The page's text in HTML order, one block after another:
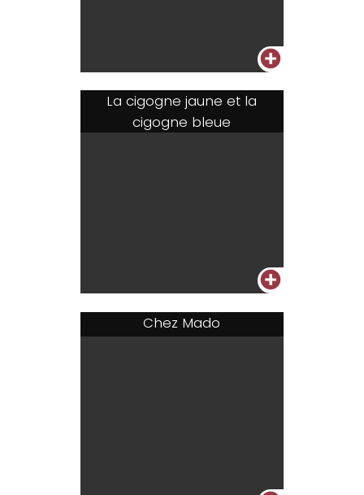
+
La cigogne jaune et la
cigogne bleue
+
Chez Mado